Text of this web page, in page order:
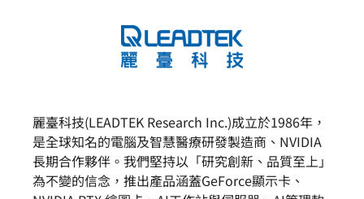
麗臺科技(LEADTEK Research Inc.)成立於1986年，
是全球知名的電腦及智慧醫療研發製造商、NVIDIA
長期合作夥伴。我們堅持以「研究創新、品質至上」
為不變的信念，推出產品涵蓋GeForce顯示卡、